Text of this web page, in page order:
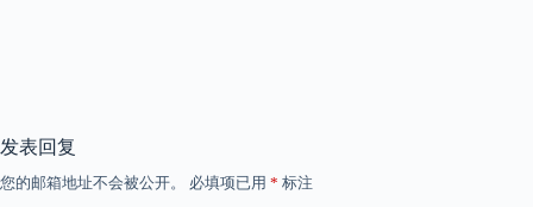
发表回复
您的邮箱地址不会被公开。 必填项已用 * 标注